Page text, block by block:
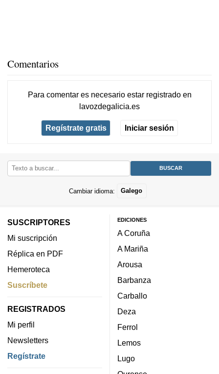
Comentarios
Para comentar es necesario estar registradoen
lavozdegalicia.es
Regístrate gratis Iniciar sesión
Cambiar idioma: Galego
SUSCRIPTORES
Mi suscripción
Réplica en PDF
Hemeroteca
Suscríbete
REGISTRADOS
Mi perfil
Newsletters
Regístrate
EDICIONES
A Coruña
A Mariña
Arousa
Barbanza
Carballo
Deza
Ferrol
Lemos
Lugo